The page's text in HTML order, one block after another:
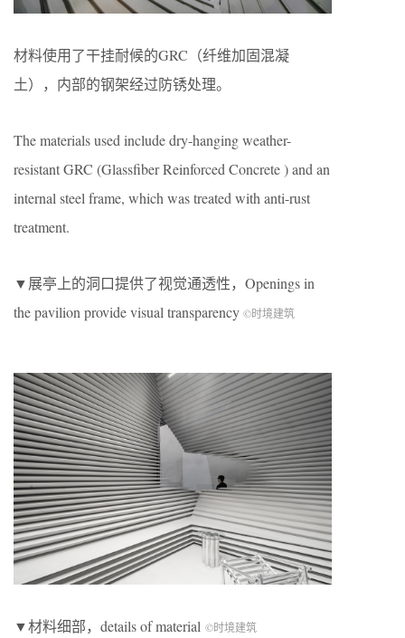
材料使用了干挂耐候的GRC（纤维加固混凝
土），内部的钢架经过防锈处理。
The materials used include dry-hanging weather-
resistant GRC (Glassfiber Reinforced Concrete ) and an
internal steel frame, which was treated with anti-rust
treatment.
▼展亭上的洞口提供了视觉通透性，Openings in
the pavilion provide visual transparency ©时境建筑
▼材料细部，details of material ©时境建筑